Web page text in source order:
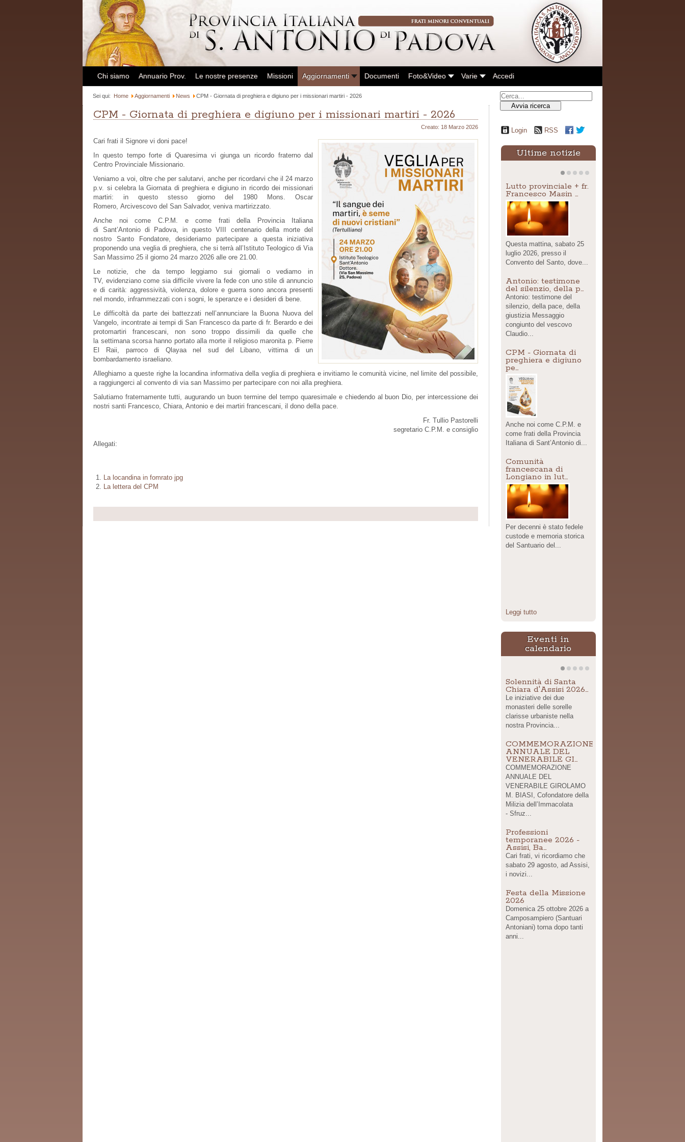
Chi siamo Annuario Prov. Le nostre presenze Missioni Aggiornamenti Documenti Foto&Video Varie Accedi
Avvia ricerca
Sei qui: Home Aggiornamenti News CPM - Giornata di preghiera e digiuno per i missionari martiri - 2026
CPM - Giornata di preghiera e digiuno per i missionari martiri - 2026
Creato: 18 Marzo 2026
Cari frati il Signore vi doni pace!
In questo tempo forte di Quaresima vi giunga un ricordo fraterno dal
Centro Provinciale Missionario.
Veniamo a voi, oltre che per salutarvi, anche per ricordarvi che il 24 marzo
p.v. si celebra la Giornata di preghiera e digiuno in ricordo dei missionari
martiri: in questo stesso giorno del 1980 Mons. Oscar
Romero, Arcivescovo del San Salvador, veniva martirizzato.
Anche noi come C.P.M. e come frati della Provincia Italiana
di Sant’Antonio di Padova, in questo VIII centenario della morte del
nostro Santo Fondatore, desideriamo partecipare a questa iniziativa
proponendo una veglia di preghiera, che si terrà all’Istituto Teologico di Via
San Massimo 25 il giorno 24 marzo 2026 alle ore 21.00.
Le notizie, che da tempo leggiamo sui giornali o vediamo in
TV, evidenziano come sia difficile vivere la fede con uno stile di annuncio
e di carità: aggressività, violenza, dolore e guerra sono ancora presenti
nel mondo, inframmezzati con i sogni, le speranze e i desideri di bene.
Le difficoltà da parte dei battezzati nell’annunciare la Buona Nuova del
Vangelo, incontrate ai tempi di San Francesco da parte di fr. Berardo e dei
protomartiri francescani, non sono troppo dissimili da quelle che
la settimana scorsa hanno portato alla morte il religioso maronita p. Pierre
El Raii, parroco di Qlayaa nel sud del Libano, vittima di un
bombardamento israeliano.
Alleghiamo a queste righe la locandina informativa della veglia di preghiera e invitiamo le comunità vicine, nel limite del possibile,
a raggiungerci al convento di via san Massimo per partecipare con noi alla preghiera.
Salutiamo fraternamente tutti, augurando un buon termine del tempo quaresimale e chiedendo al buon Dio, per intercessione dei
nostri santi Francesco, Chiara, Antonio e dei martiri francescani, il dono della pace.
Fr. Tullio Pastorelli
segretario C.P.M. e consiglio
Allegati:
La locandina in fomrato jpg
La lettera del CPM
Share
Login RSS
Ultime notizie
Lutto provinciale + fr.
Francesco Masin …
Questa mattina, sabato 25
luglio 2026, presso il
Convento del Santo, dove...
Antonio: testimone
del silenzio, della p…
Antonio: testimone del
silenzio, della pace, della
giustizia Messaggio
congiunto del vescovo
Claudio...
CPM - Giornata di
preghiera e digiuno
pe…
Anche noi come C.P.M. e
come frati della Provincia
Italiana di Sant’Antonio di...
Comunità
francescana di
Longiano in lut…
Per decenni è stato fedele
custode e memoria storica
del Santuario del...
Leggi tutto
Eventi in
calendario
Solennità di Santa
Chiara d'Assisi 2026…
Le iniziative dei due
monasteri delle sorelle
clarisse urbaniste nella
nostra Provincia...
COMMEMORAZIONE
ANNUALE DEL
VENERABILE GI…
COMMEMORAZIONE
ANNUALE DEL
VENERABILE GIROLAMO
M. BIASI, Cofondatore della
Milizia dell’Immacolata
- Sfruz...
Professioni
temporanee 2026 -
Assisi, Ba…
Cari frati, vi ricordiamo che
sabato 29 agosto, ad Assisi,
i novizi...
Festa della Missione
2026
Domenica 25 ottobre 2026 a
Camposampiero (Santuari
Antoniani) torna dopo tanti
anni...